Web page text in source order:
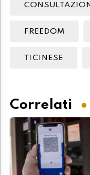
FREEDOM
TICINESE
Correlati